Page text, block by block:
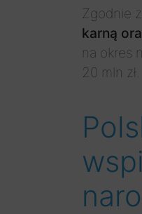
Zgodnie
karną
na okres
20 mln zł.